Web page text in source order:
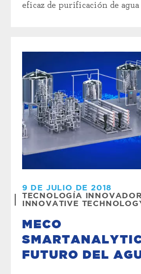
eficaz de purificación de agua
9 DE JULIO DE 2018
TECNOLOGÍA
INNOVATIVE
MECO
FUTURO DEL